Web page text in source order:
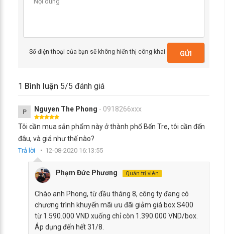
Số điện thoại của bạn sẽ không hiển thị công khai GỬI
1 Bình luận 5/5 đánh giá
P Nguyen The Phong - 0918266xxx
Tôi cần mua sản phẩm này ở thành phố Bến Tre, tôi cần đến
đâu, và giá như thế nào?
Trả lời 12-08-2020 16:13:55
Phạm Đức Phương Quản trị viên
Chào anh Phong, từ đầu tháng 8, công ty đang có
chương trình khuyến mãi ưu đãi giảm giá box S400
từ 1.590.000 VND xuống chỉ còn 1.390.000 VND/box.
Áp dụng đến hết 31/8.